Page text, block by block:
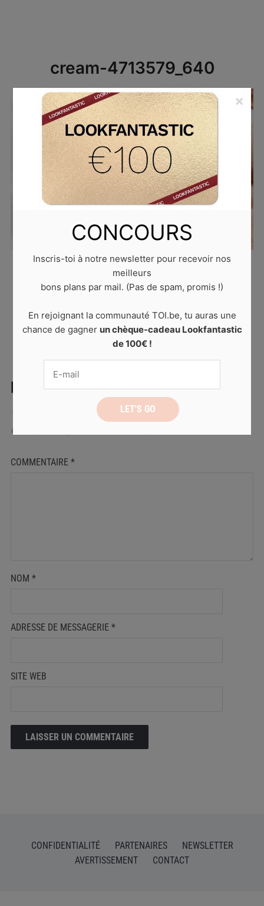
cream-4713579_640
Published 6 avril 2021 at 640 × 426 in
5 gestes
beauté à adopter au printemps
. Trackbacks are
closed, but you can
post a comment
← PREVIOUS NEXT →
LAISSER UN COMMENTAIRE
Votre adresse de messagerie ne sera pas publiée.
champs obligatoires sont indiqués avec
COMMENTAIRE *
NOM *
ADRESSE DE MESSAGERIE *
SITE WEB
CONFIDENTIALITÉ PARTENAIRES
NEWSLETTER
AVERTISSEMENT
CONTACT
CONCOURS
Inscris-toi à notre newsletter pour recevoir nos
meilleurs
bons plans par mail. (Pas de spam, promis !)
En rejoignant la communauté TOI.be, tu auras une
chance de gagner un chèque-cadeau Lookfantastic
de 100€ !
×